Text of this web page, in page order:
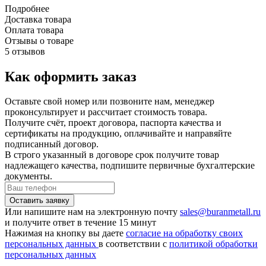
Подробнее
Доставка товара
Оплата товара
Отзывы о товаре
5 отзывов
Как оформить заказ
Оставьте свой номер или позвоните нам, менеджер
проконсультирует и рассчитает стоимость товара.
Получите счёт, проект договора, паспорта качества и
сертификаты на продукцию, оплачивайте и направяйте
подписанный договор.
В строго указанный в договоре срок получите товар
надлежащего качества, подпишите первичные бухгалтерские
документы.
Или напишите нам на электронную почту sales@buranmetall.ru
и получите ответ в течение 15 минут
Нажимая на кнопку вы даете согласие на обработку своих
персональных данных в соответствии с политикой обработки
персональных данных